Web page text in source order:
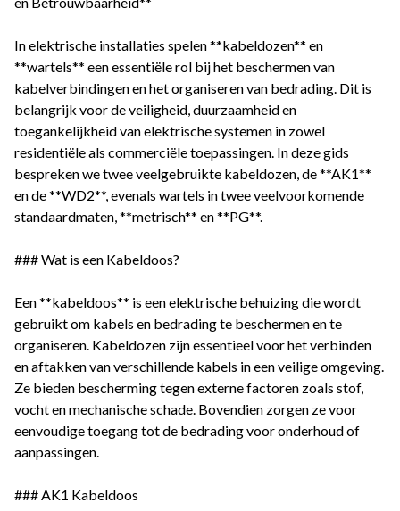
In elektrische installaties spelen **kabeldozen** en
**wartels** een essentiële rol bij het beschermen van
kabelverbindingen en het organiseren van bedrading. Dit is
belangrijk voor de veiligheid, duurzaamheid en
toegankelijkheid van elektrische systemen in zowel
residentiële als commerciële toepassingen. In deze gids
bespreken we twee veelgebruikte kabeldozen, de **AK1**
en de **WD2**, evenals wartels in twee veelvoorkomende
standaardmaten, **metrisch** en **PG**.
### Wat is een Kabeldoos?
Een **kabeldoos** is een elektrische behuizing die wordt
gebruikt om kabels en bedrading te beschermen en te
organiseren. Kabeldozen zijn essentieel voor het verbinden
en aftakken van verschillende kabels in een veilige omgeving.
Ze bieden bescherming tegen externe factoren zoals stof,
vocht en mechanische schade. Bovendien zorgen ze voor
eenvoudige toegang tot de bedrading voor onderhoud of
aanpassingen.
### AK1 Kabeldoos